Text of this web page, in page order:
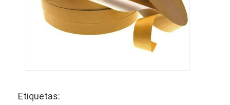
Etiquetas: